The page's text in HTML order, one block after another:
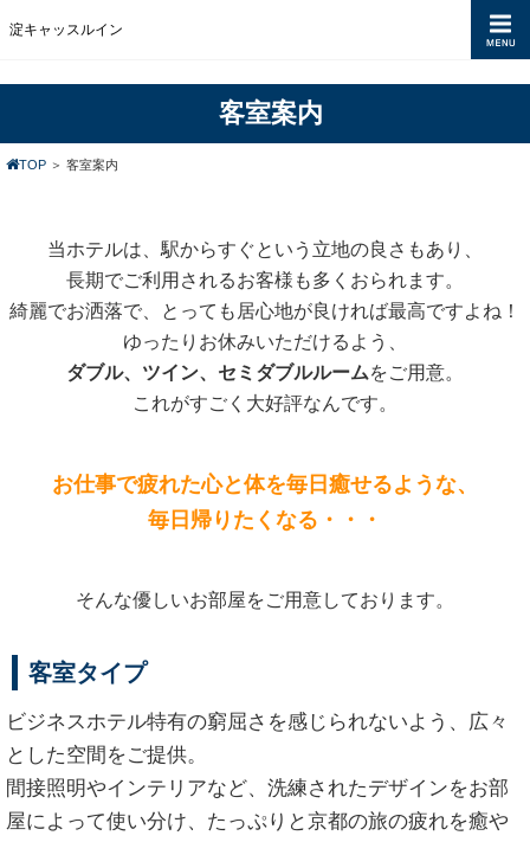
淀キャッスルイン
客室案内
TOP ＞ 客室案内
当ホテルは、駅からすぐという立地の良さもあり、
長期でご利用されるお客様も多くおられます。
綺麗でお洒落で、とっても居心地が良ければ最高ですよね！
ゆったりお休みいただけるよう、
ダブル、 ツイン、 セミ ダブルルームをご用意。
これがすごく大好評なんです。
お仕事で疲れた心と体を毎日癒せるような、
毎日帰りたくなる・・・
そんな優しいお部屋をご用意しております。
客室タイプ
ビジネスホテル特有の窮屈さを感じられないよう、広々
とした空間をご提供。
間接照明やインテリアなど、洗練されたデザインをお部
屋によって使い分け、たっぷりと京都の旅の疲れを癒や